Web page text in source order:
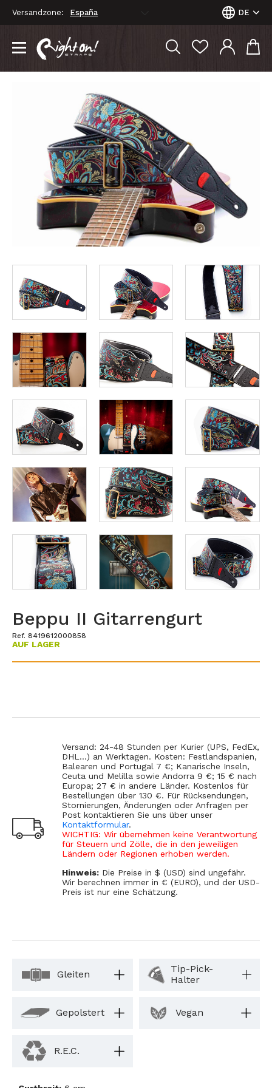
Versandzone: DE
Beppu II Gitarrengurt
Ref. 8419612000858
AUF LAGER
Versand: 24-48 Stunden per Kurier (UPS, FedEx,
DHL...) an Werktagen. Kosten: Festlandspanien,
Balearen und Portugal 7 €; Kanarische Inseln,
Ceuta und Melilla sowie Andorra 9 €; 15 € nach
Europa; 27 € in andere Länder. Kostenlos für
Bestellungen über 130 €. Für Rücksendungen,
Stornierungen, Änderungen oder Anfragen per
Post kontaktieren Sie uns über unser
Kontaktformular.
WICHTIG: Wir übernehmen keine Verantwortung
für Steuern und Zölle, die in den jeweiligen
Ländern oder Regionen erhoben werden.
Hinweis: Die Preise in $ (USD) sind ungefähr.
Wir berechnen immer in € (EURO), und der USD-
Preis ist nur eine Schätzung.
Gleiten
Tip-Pick-
Halter
Gepolstert Vegan
R.E.C.